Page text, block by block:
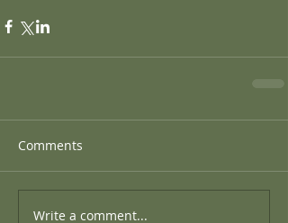
Comments
Write a comment...